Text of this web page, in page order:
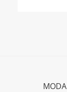
MODA